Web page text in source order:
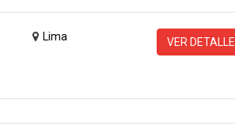
Lima VER DETALLE